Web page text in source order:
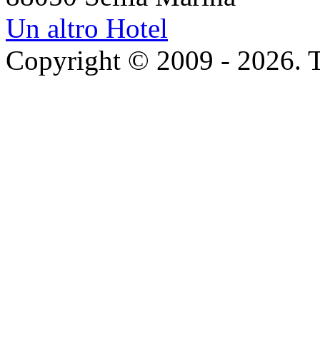
Un altro Hotel
Copyright © 2009 - 2026.